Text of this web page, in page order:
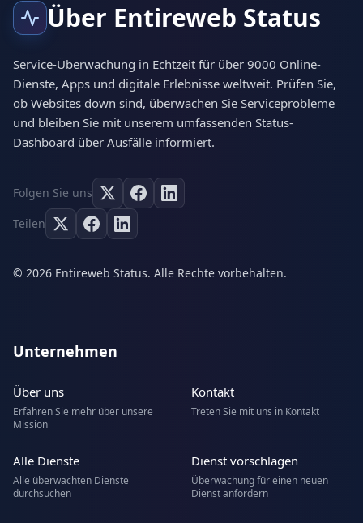
Über Entireweb Status
Service-Überwachung in Echtzeit für über 9000 Online-
Dienste, Apps und digitale Erlebnisse weltweit. Prüfen Sie,
ob Websites down sind, überwachen Sie Serviceprobleme
und bleiben Sie mit unserem umfassenden Status-
Dashboard über Ausfälle informiert.
Folgen Sie uns
Teilen
© 2026 Entireweb Status. Alle Rechte vorbehalten.
Unternehmen
Über uns
Erfahren Sie mehr über unsere
Mission
Kontakt
Treten Sie mit uns in Kontakt
Alle Dienste
Alle überwachten Dienste
durchsuchen
Dienst vorschlagen
Überwachung für einen neuen
Dienst anfordern